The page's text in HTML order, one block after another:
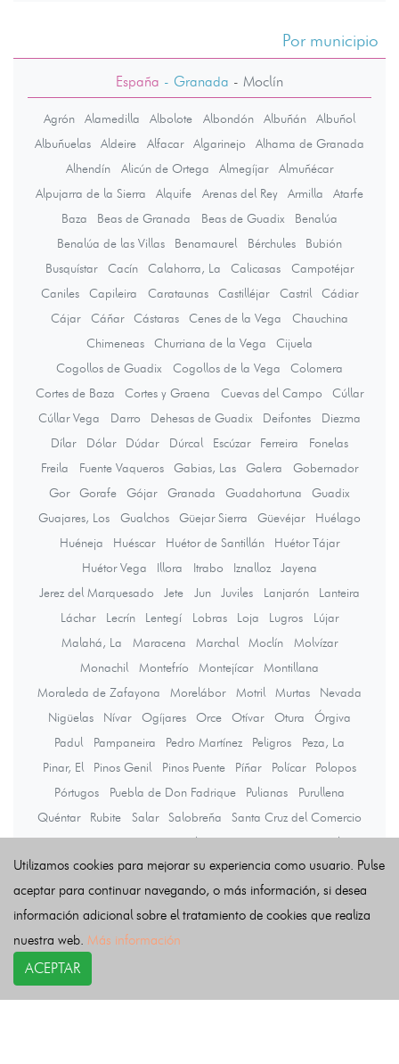
Por municipio
España - Granada - Moclín
Agrón Alamedilla Albolote Albondón Albuñán
Albuñol
Albuñuelas
Aldeire Alfacar Algarinejo
Alhama de Granada
Alhendín
Alicún de Ortega Almegíjar
Almuñécar
Alpujarra de la Sierra
Alquife Arenas del Rey Armilla
Atarfe
Baza
Beas de Granada Beas de Guadix
Benalúa
Benalúa de las Villas
Benamaurel Bérchules
Bubión
Busquístar
Cacín Calahorra, La Calicasas
Campotéjar
Caniles
Capileira Carataunas Castilléjar Castril
Cádiar
Cájar
Cáñar Cástaras Cenes de la Vega
Chauchina
Chimeneas
Churriana de la Vega
Cijuela
Cogollos de Guadix
Cogollos de la Vega
Colomera
Cortes de Baza
Cortes y Graena Cuevas del Campo
Cúllar
Cúllar Vega
Darro Dehesas de Guadix Deifontes
Diezma
Dílar
Dólar Dúdar Dúrcal Escúzar Ferreira
Fonelas
Freila
Fuente Vaqueros Gabias, Las Galera
Gobernador
Gor
Gorafe Gójar Granada Guadahortuna
Guadix
Guajares, Los
Gualchos Güejar Sierra Güevéjar
Huélago
Huéneja
Huéscar Huétor de Santillán
Huétor Tájar
Huétor Vega
Illora Itrabo Iznalloz
Jayena
Jerez del Marquesado
Jete Jun Juviles Lanjarón
Lanteira
Láchar
Lecrín Lentegí Lobras Loja Lugros
Lújar
Malahá, La
Maracena Marchal Moclín
Molvízar
Monachil
Montefrío Montejícar
Montillana
Moraleda de Zafayona
Morelábor Motril Murtas
Nevada
Nigüelas
Nívar Ogíjares Orce Otívar Otura
Órgiva
Padul
Pampaneira Pedro Martínez Peligros
Peza, La
Pinar, El
Pinos Genil Pinos Puente Píñar Polícar
Polopos
Pórtugos
Puebla de Don Fadrique Pulianas
Purullena
Quéntar
Rubite Salar Salobreña
Santa Cruz del Comercio
Santa Fe
Soportújar Sorvilán Taha, La
Torre-Cardela
Torvizcón
Trevélez Turón Ugíjar Valle del Zalabí
Valle, El
Válor
Vegas del Genil
Ventas de Huelma
Vélez de Benaudalla
Villamena
Villanueva de las Torres
Villanueva Mesía
Víznar Zafarraya
Últimas noticias
Utilizamos cookies para mejorar su experiencia como usuario. Pulse
aceptar para continuar navegando, o más información, si desea
información adicional sobre el tratamiento de cookies que realiza
nuestra web. Más información
ACEPTAR